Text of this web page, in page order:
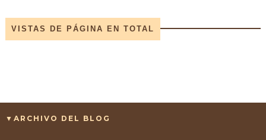
VISTAS DE PÁGINA EN TOTAL
▼ARCHIVO DEL BLOG